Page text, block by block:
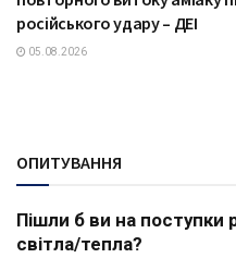
російського удару – ДЕІ
05.08.2026
ОПИТУВАННЯ
Пішли б ви на поступки
світла/тепла?